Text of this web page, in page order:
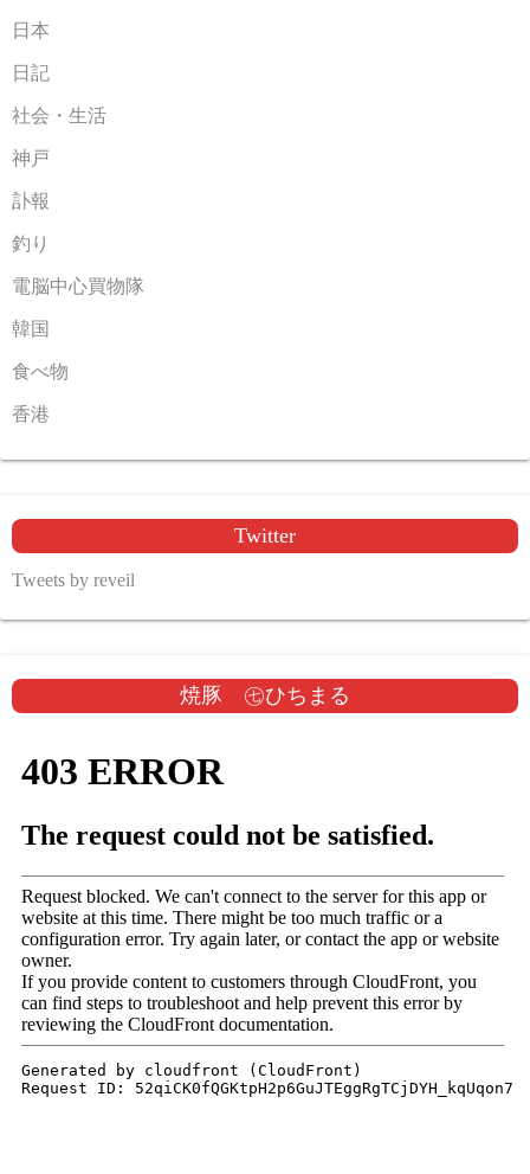
日本
日記
社会・生活
神戸
訃報
釣り
電脳中心買物隊
韓国
食べ物
香港
Twitter
Tweets by reveil
焼豚 ㊆ひちまる